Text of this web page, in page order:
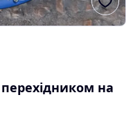
на